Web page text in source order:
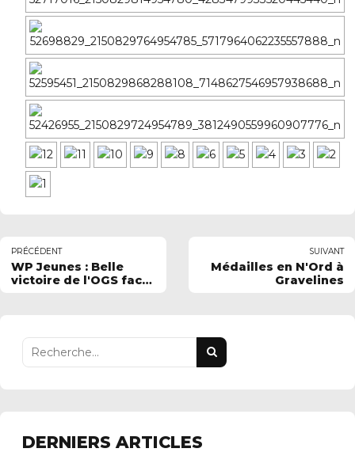
PRÉCÉDENT
WP Jeunes : Belle
victoire de l'OGS face
SUIVANT
Médailles en N'Ord à
Gravelines
DERNIERS ARTICLES